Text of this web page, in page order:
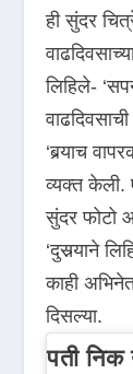
ही सुंदर
लिहिले-
‘बर्‍याच
व्यक्त केली.
सुंदर फोटो
‘दुसर्‍याने
काही
दिसल्या.
पती निक